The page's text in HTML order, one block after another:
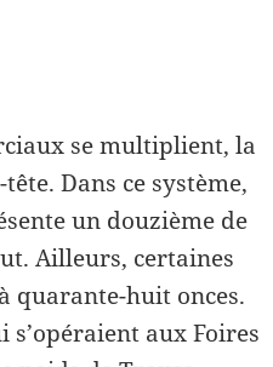
se multiplient, la
Dans ce système,
un douzième de
Ailleurs, certaines
quarante-huit onces.
aux Foires